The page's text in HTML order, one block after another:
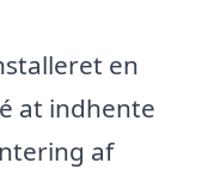
en
at indhente
af